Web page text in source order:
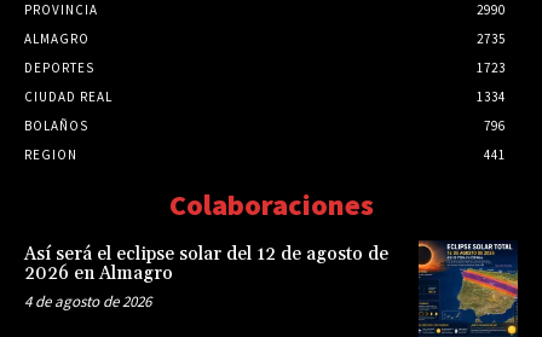
PROVINCIA
2990
ALMAGRO
2735
DEPORTES
1723
CIUDAD REAL
1334
BOLAÑOS
796
REGION
441
Colaboraciones
Así será el eclipse solar del 12 de agosto de
2026 en Almagro
4 de agosto de 2026